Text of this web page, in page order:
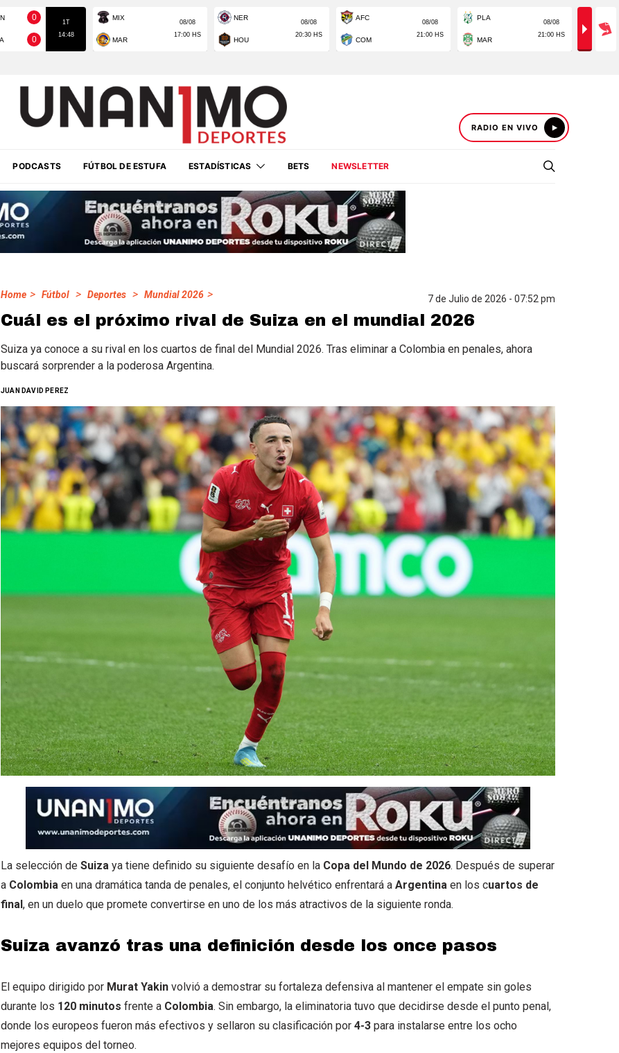
RADIO EN VIVO
PODCASTS FÚTBOL DE ESTUFA ESTADÍSTICAS BETS NEWSLETTER
Home > Fútbol > Deportes > Mundial 2026 > 7 de Julio de 2026 - 07:52 pm
Cuál es el próximo rival de Suiza en el mundial 2026
Suiza ya conoce a su rival en los cuartos de final del Mundial 2026. Tras eliminar a Colombia en penales, ahora
buscará sorprender a la poderosa Argentina.
JUAN DAVID PEREZ
La selección de Suiza ya tiene definido su siguiente desafío en la Copa del Mundo de 2026. Después de superar
a Colombia en una dramática tanda de penales, el conjunto helvético enfrentará a Argentina en los cuartos de
final , en un duelo que promete convertirse en uno de los más atractivos de la siguiente ronda.
Suiza avanzó tras una definición desde los once pasos
El equipo dirigido por Murat Yakin volvió a demostrar su fortaleza defensiva al mantener el empate sin goles
durante los 120 minutos frente a Colombia. Sin embargo, la eliminatoria tuvo que decidirse desde el punto penal,
donde los europeos fueron más efectivos y sellaron su clasificación por 4-3 para instalarse entre los ocho
mejores equipos del torneo.